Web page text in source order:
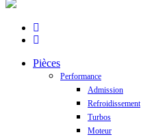
facebook
instagram
Close
Pièces
Performance
Admission
Refroidissement
Turbos
Moteur